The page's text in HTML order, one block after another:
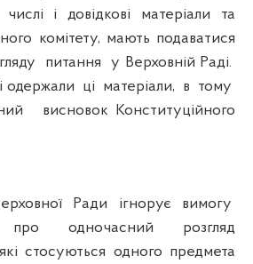
і довідкові матеріали та
комітету, мають подаватися
питання у Верховній Раді.
одержали ці матеріали, в тому
висновок Конституційного
Ради ігнорує вимогу
одночасний розгляд
стосуються одного предмета